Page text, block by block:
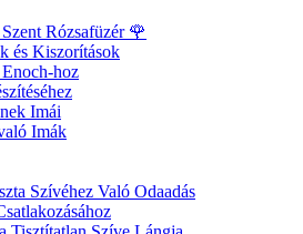
Rózsafüzér 🌹
és Kiszorítások
Enoch-hoz
Imái
Imák
Szívéhez Való Odaadás